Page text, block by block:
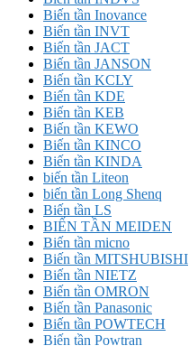
Biến tần Inovance
Biến tần INVT
Biến tần JACT
Biến tần JANSON
Biến tần KCLY
Biến tần KDE
Biến tần KEB
Biến tần KEWO
Biến tần KINCO
Biến tần KINDA
biến tần Liteon
biến tần Long Shenq
Biến tần LS
BIẾN TẦN MEIDEN
Biến tần micno
Biến tần MITSHUBISHI
Biến tần NIETZ
Biến tần OMRON
Biến tần Panasonic
Biến tần POWTECH
Biến tần Powtran